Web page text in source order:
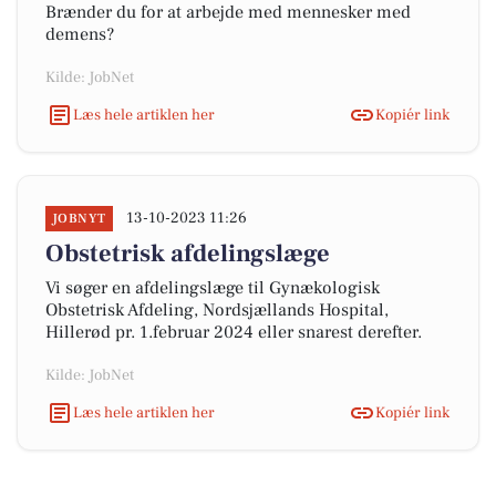
Brænder du for at arbejde med mennesker med
demens?
Kilde: JobNet
Læs hele artiklen her
Kopiér link
JOBNYT 13-10-2023 11:26
Obstetrisk afdelingslæge
Vi søger en afdelingslæge til Gynækologisk
Obstetrisk Afdeling, Nordsjællands Hospital,
Hillerød pr. 1.februar 2024 eller snarest derefter.
Kilde: JobNet
Læs hele artiklen her
Kopiér link